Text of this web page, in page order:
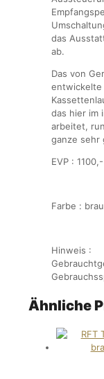
das
ab.
Das von
entwickelte
das hier im
arbeitet,
ganze sehr
EVP :
Farbe :
Hinweis :
Ähnliche